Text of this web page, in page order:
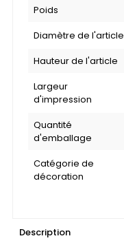
Poids
Diamètre de l'article
Hauteur de l'article
Largeur
d'impression
Quantité
d'emballage
Catégorie de
décoration
Description